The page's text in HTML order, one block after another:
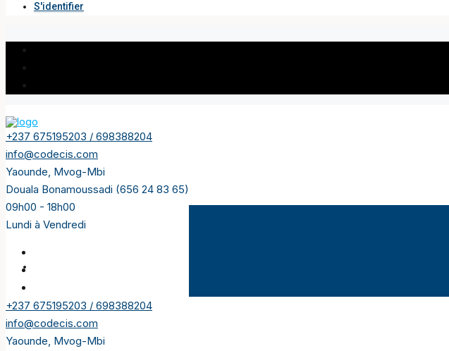
S'identifier
+237 675195203 / 698388204
info@codecis.com
Yaounde, Mvog-Mbi
Douala Bonamoussadi (656 24 83 65)
09h00 - 18h00
Lundi à Vendredi
+237 675195203 / 698388204
info@codecis.com
Yaounde, Mvog-Mbi